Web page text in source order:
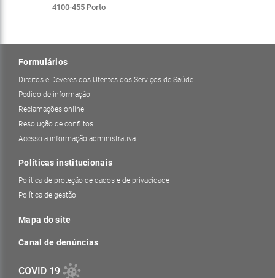
4100-455 Porto
Formulários
Direitos e Deveres dos Utentes dos Serviços de Saúde
Pedido de informação
Reclamações online
Resolução de conflitos
Acesso a informação administrativa
Políticas institucionais
Política de proteção de dados e de privacidade
Política de gestão
Mapa do site
Canal de denúncias
COVID 19